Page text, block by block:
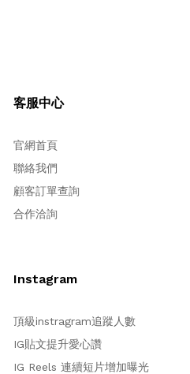
客服中心
官網首頁
聯絡我們
顧客訂單查詢
合作洽詢
Instagram
頂級instragram追蹤人數
IG貼文提升愛心讚
IG Reels 連續短片增加曝光